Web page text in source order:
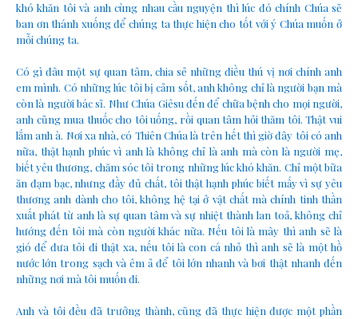
khó khăn tôi và anh cùng nhau cầu nguyện thì lúc đó chính Chúa sẽ
ban ơn thánh xuống để chúng ta thực hiện cho tốt với ý Chúa muốn ở
mỗi chúng ta.
Có gì đâu một sự quan tâm, chia sẻ những điều thú vị nơi chính anh
em mình. Có những lúc tôi bị cảm sốt, anh không chỉ là người bạn mà
còn là người bác sĩ. Như Chúa Giêsu đến để chữa bệnh cho mọi người,
anh cũng mua thuốc cho tôi uống, rồi quan tâm hỏi thăm tôi. Thật vui
lắm anh à. Nơi xa nhà, có Thiên Chúa là trên hết thì giờ đây tôi có anh
nữa, thật hạnh phúc vì anh là không chỉ là anh mà còn là người mẹ,
biết yêu thương, chăm sóc tôi trong những lúc khó khăn. Chỉ một bữa
ăn đạm bạc, nhưng đầy đủ chất, tôi thật hạnh phúc biết mấy vì sự yêu
thương anh dành cho tôi, không hệ tại ở vật chất mà chính tinh thần
xuất phát từ anh là sự quan tâm và sự nhiệt thành lan toả, không chỉ
hướng đến tôi mà còn người khác nữa. Nếu tôi là mây thì anh sẽ là
gió để đưa tôi đi thật xa, nếu tôi là con cá nhỏ thì anh sẽ là một hồ
nước lớn trong sạch và êm ả để tôi lớn nhanh và bơi thật nhanh đến
những nơi mà tôi muốn đi.
Anh và tôi đều đã trưởng thành, cũng đã thực hiện được một phần